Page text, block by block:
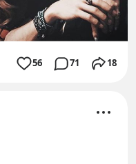
56 71 18